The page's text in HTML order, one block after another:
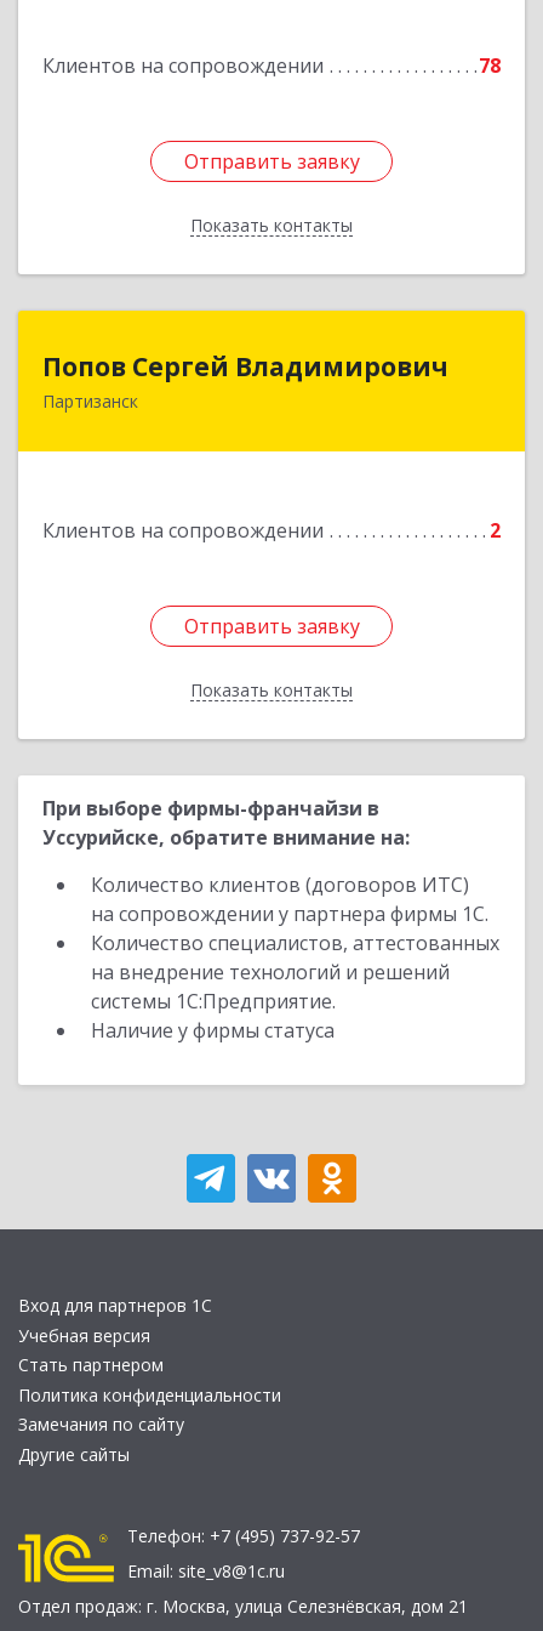
Клиентов на сопровождении 78
Отправить заявку
Показать контакты
Отправить заявку
Назад
Попов Сергей Владимирович
Партизанск
Клиентов на сопровождении 2
Отправить заявку
Показать контакты
Попов Сергей Владимирович
692922, Приморский край, г. Находка, ул.
Отправить заявку
Назад
При выборе фирмы-франчайзи в
Уссурийске, обратите внимание на:
Количество клиентов (договоров ИТС)
на сопровождении у партнера фирмы 1С.
Количество специалистов, аттестованных
на внедрение технологий и решений
системы 1С:Предприятие.
Наличие у фирмы статуса
Вход для партнеров 1С
Учебная версия
Стать партнером
Политика конфиденциальности
Замечания по сайту
Другие сайты
Телефон: +7 (495) 737-92-57
Email: site_v8@1c.ru
Отдел продаж: г. Москва, улица Селезнёвская, дом 21